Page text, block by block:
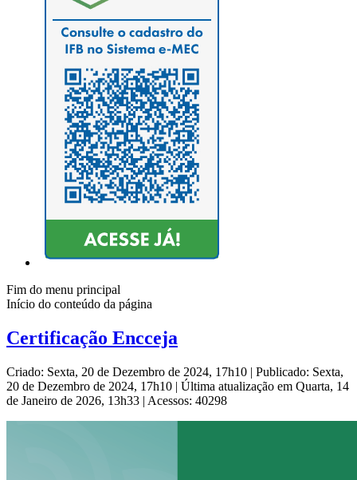
Fim do menu principal
Início do conteúdo da página
Certificação Encceja
Criado: Sexta, 20 de Dezembro de 2024, 17h10 | Publicado: Sexta,
20 de Dezembro de 2024, 17h10 | Última atualização em Quarta, 14
de Janeiro de 2026, 13h33 | Acessos: 40298